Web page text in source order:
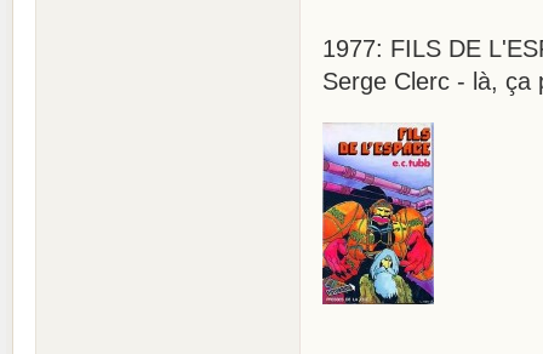
1977: FILS DE
Serge Clerc - là, ça